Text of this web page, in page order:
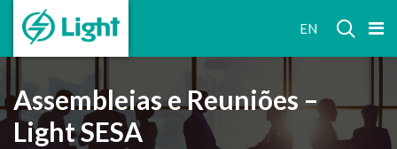
EN
Assembleias e Reuniões –
Light SESA